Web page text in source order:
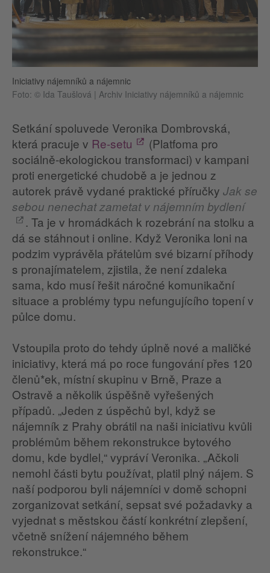
Iniciativy nájemníků a nájemnic
Foto: © Ida Taušlová | Archiv Iniciativy nájemníků a nájemnic
Setkání spoluvede Veronika Dombrovská,
která pracuje v Re-setu
(Platfoma pro
sociálně-ekologickou transformaci) v kampani
proti energetické chudobě a je jednou z
autorek právě vydané praktické příručky Jak se
sebou nenechat zametat v nájemním bydlení
. Ta je v hromádkách k rozebrání na stolku a
dá se stáhnout i online. Když Veronika loni na
podzim vyprávěla přátelům své bizarní příhody
s pronajímatelem, zjistila, že není zdaleka
sama, kdo musí řešit náročné komunikační
situace a problémy typu nefungujícího topení v
půlce domu.
Vstoupila proto do tehdy úplně nové a maličké
iniciativy, která má po roce fungování přes 120
členů*ek, místní skupinu v Brně, Praze a
Ostravě a několik úspěšně vyřešených
případů. „Jeden z úspěchů byl, když se
nájemník z Prahy obrátil na naši iniciativu kvůli
problémům během rekonstrukce bytového
domu, kde bydlel,“ vypráví Veronika. „Ačkoli
nemohl části bytu používat, platil plný nájem. S
naší podporou byli nájemníci v domě schopni
zorganizovat setkání, sepsat své požadavky a
vyjednat s městskou částí konkrétní zlepšení,
včetně snížení nájemného během
rekonstrukce.“